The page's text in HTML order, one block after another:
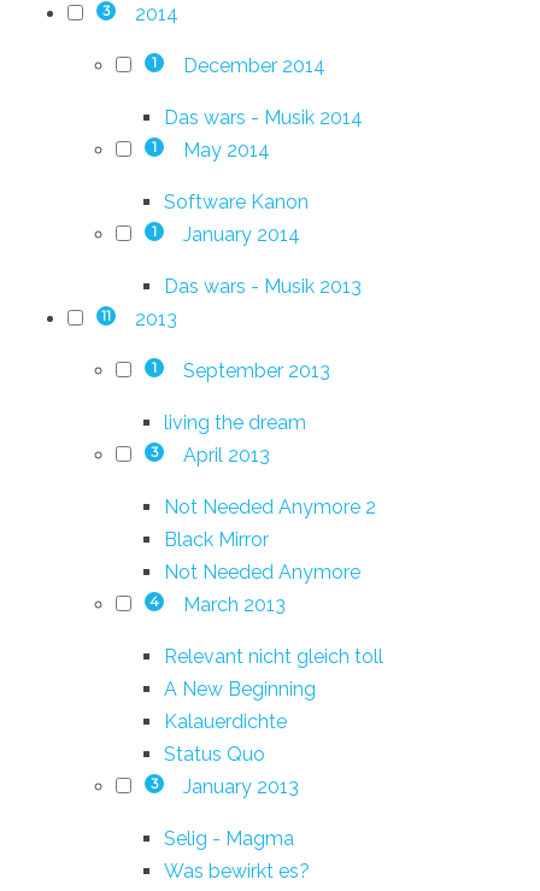
3 2014
1 December 2014
Das wars - Musik 2014
1 May 2014
Software Kanon
1 January 2014
Das wars - Musik 2013
11 2013
1 September 2013
living the dream
3 April 2013
Not Needed Anymore 2
Black Mirror
Not Needed Anymore
4 March 2013
Relevant nicht gleich toll
A New Beginning
Kalauerdichte
Status Quo
3 January 2013
Selig - Magma
Was bewirkt es?